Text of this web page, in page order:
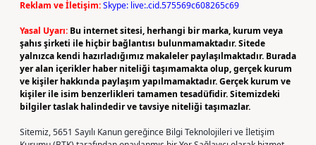
Reklam ve İletişim:Skype: live:.cid.575569c608265c69
Yasal Uyarı: Bu internet sitesi, herhangi bir marka, kurum veya
şahıs şirketi ile hiçbir bağlantısı bulunmamaktadır. Sitede
yalnızca kendi hazırladığımız makaleler paylaşılmaktadır. Burada
yer alan içerikler haber niteliği taşımamakta olup, gerçek kurum
ve kişiler hakkında paylaşım yapılmamaktadır. Gerçek kurum ve
kişiler ile isim benzerlikleri tamamen tesadüfidir. Sitemizdeki
bilgiler taslak halindedir ve tavsiye niteliği taşımazlar.
Sitemiz, 5651 Sayılı Kanun gereğince Bilgi Teknolojileri ve İletişim